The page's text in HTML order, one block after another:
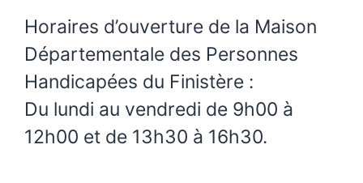
Horaires d’ouverture de la Maison
Départementale des Personnes
Handicapées du Finistère :
Du lundi au vendredi de 9h00 à
12h00 et de 13h30 à 16h30.